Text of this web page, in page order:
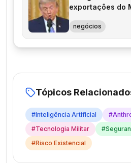
exportações do
negócios
Tópicos
#Inteligência Artificial #
#Tecnologia Militar #
#Risco Existencial